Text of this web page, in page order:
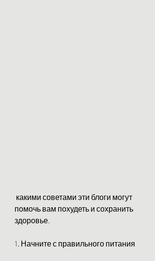
помочь вам похудеть и сохранить
здоровье.
1. Начните с правильного питания